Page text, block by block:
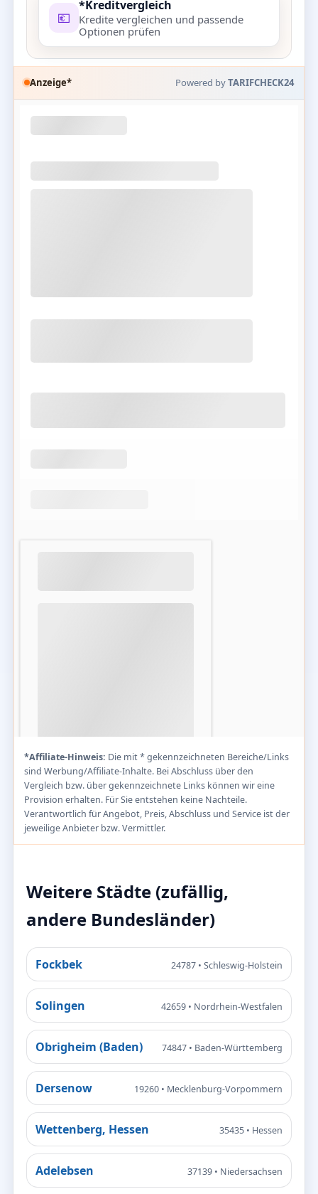
💶
*Kreditvergleich
Kredite vergleichen und passende
Optionen prüfen
Anzeige* Powered byTARIFCHECK24
*Affiliate-Hinweis: Die mit * gekennzeichneten Bereiche/Links
sind Werbung/Affiliate-Inhalte. Bei Abschluss über den
Vergleich bzw. über gekennzeichnete Links können wir eine
Provision erhalten. Für Sie entstehen keine Nachteile.
Verantwortlich für Angebot, Preis, Abschluss und Service ist der
jeweilige Anbieter bzw. Vermittler.
Weitere Städte (zufällig,
andere Bundesländer)
Fockbek 24787 • Schleswig-Holstein
Solingen 42659 • Nordrhein-Westfalen
Obrigheim (Baden) 74847 • Baden-Württemberg
Dersenow 19260 • Mecklenburg-Vorpommern
Wettenberg, Hessen 35435 • Hessen
Adelebsen 37139 • Niedersachsen